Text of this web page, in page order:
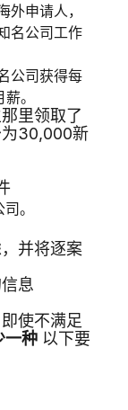
申请人，
名公司工作
公司获得每
。
里领取了
为30,000新
。
并将逐案
息
使不满足
一种以下要